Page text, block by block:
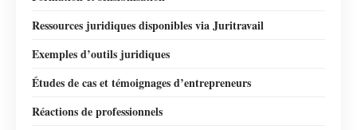
Ressources juridiques disponibles via Juritravail
Exemples d’outils juridiques
Études de cas et témoignages d’entrepreneurs
Réactions de professionnels